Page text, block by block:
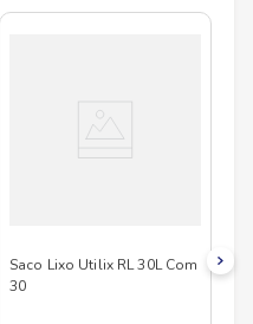
abaixo:
Saco Lixo Utilix RL 30L Com
30